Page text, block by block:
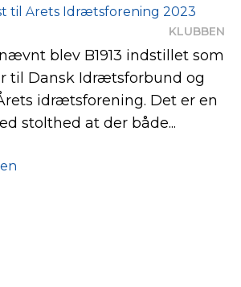
KLUBBEN
blev B1913 indstillet som
til Dansk Idrætsforbund og
idrætsforening. Det er en
stolthed at der både...